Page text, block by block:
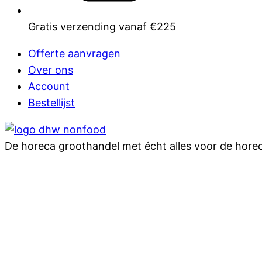
Gratis verzending vanaf €225
Offerte aanvragen
Over ons
Account
Bestellijst
De horeca groothandel met écht alles voor de